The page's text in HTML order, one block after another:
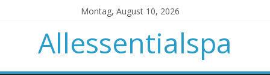
Montag, August 10, 2026
Allessentialspa